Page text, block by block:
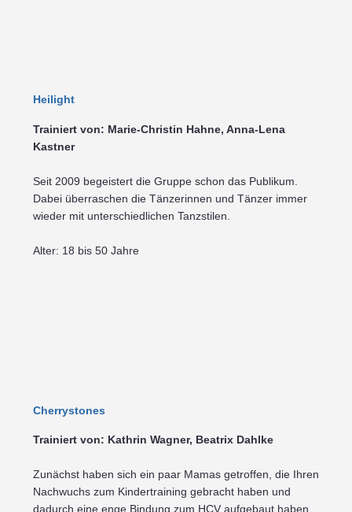
Heilight
Trainiert von: Marie-Christin Hahne, Anna-Lena
Kastner
Seit 2009 begeistert die Gruppe schon das Publikum.
Dabei überraschen die Tänzerinnen und Tänzer immer
wieder mit unterschiedlichen Tanzstilen.
Alter: 18 bis 50 Jahre
Cherrystones
Trainiert von: Kathrin Wagner, Beatrix Dahlke
Zunächst haben sich ein paar Mamas getroffen, die Ihren
Nachwuchs zum Kindertraining gebracht haben und
dadurch eine enge Bindung zum HCV aufgebaut haben.